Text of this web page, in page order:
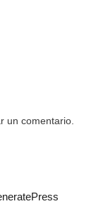
un comentario.